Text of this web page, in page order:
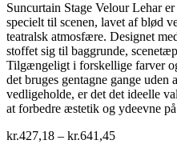
Suncurtain Stage Velour Lehar
specielt til scenen, lavet af blød
teatralsk atmosfære. Designet
stoffet sig til baggrunde,
Tilgængeligt i forskellige farver
det bruges gentagne gange uden
vedligeholde, er det det ideelle
at forbedre æstetik og ydeevne på
kr.427,18 – kr.641,45Prisinterval: